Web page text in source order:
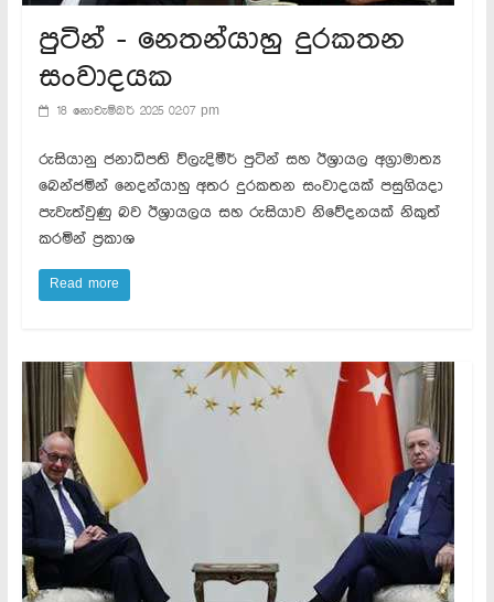
පුටින් - නෙතන්යාහු දුරකතන
සංවාදයක
18 නොවැම්බර් 2025 02:07 pm
රුසියානු ජනාධිපති ව්ලැදිමීර් පුටින් සහ ඊශ්‍රායල අග්‍රාමාත්‍ය
බෙන්ජමින් නෙදන්යාහු අතර දුරකතන සංවාදයක් පසුගියදා
පැවැත්වුණු බව ඊශ්‍රායලය සහ රුසියාව නිවේදනයක් නිකුත්
කරමින් ප්‍රකාශ
Read more